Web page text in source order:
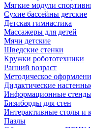
Мягкие модули
Сухие бассейны детские
Детская гимнастика
Массажеры для детей
Мячи детские
Шведские стенки
Кружки робототехники
Ранний возраст
Методическое
Дидактические
Информационные
Бизиборды для стен
Интерактивные столы и
Пазлы